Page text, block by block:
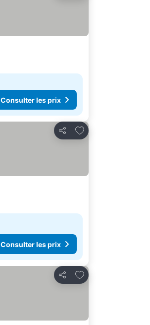
Consulter les prix
Partager
Ajouter à mes favoris
Consulter les prix
Partager
Ajouter à mes favoris